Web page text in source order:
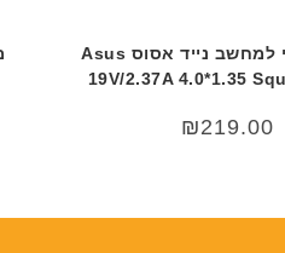
מטען מקורי למחשב נייד אסוס Asus
19V/2.37A 4.0*1.35
₪219.00